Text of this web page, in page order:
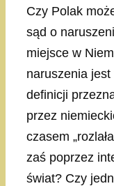
Czy Polak
sąd o
miejsce w
naruszenia
definicji
przez
czasem
zaś poprzez
świat? Czy